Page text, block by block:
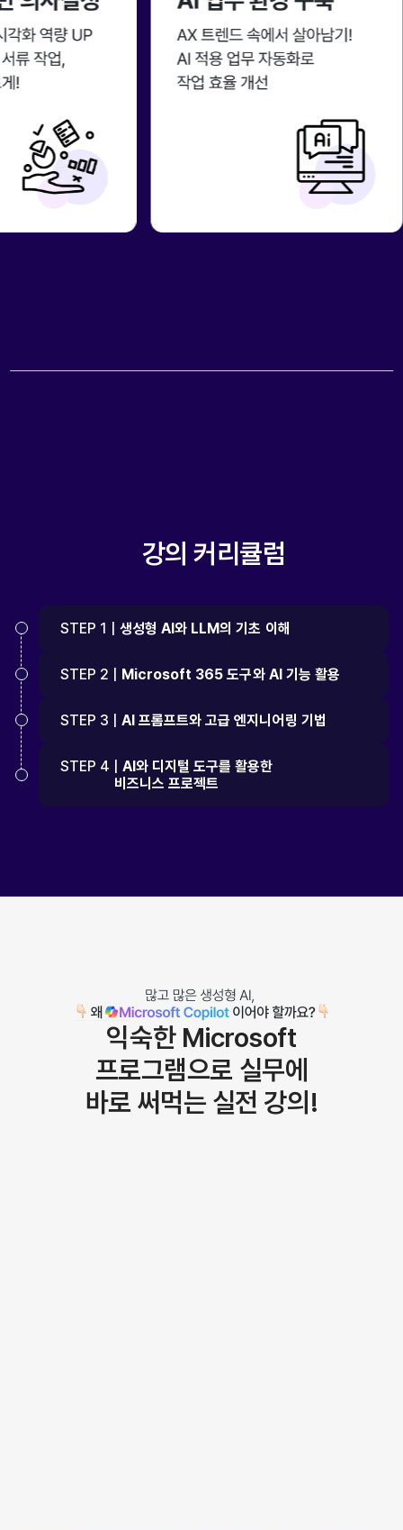
강의 커리큘럼
STEP 1 |생성형 AI와 LLM의 기초 이해
STEP 2 | Microsoft 365 도구와 AI 기능 활용
STEP 3 |AI 프롬프트와 고급 엔지니어링 기법
STEP 4 |AI와 디지털 도구를 활용한
비즈니스 프로젝트
익숙한 Microsoft
프로그램으로 실무에
바로 써먹는 실전 강의!